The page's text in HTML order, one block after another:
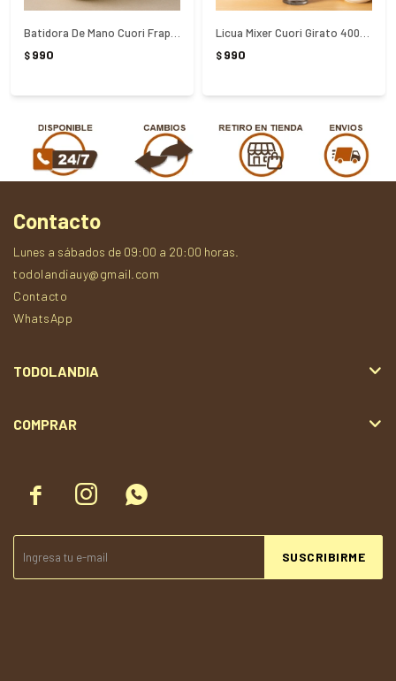
$ 990 $ 990
  
SUSCRIBIRME
Contacto
Lunes a sábados de 09:00 a 20:00 horas.
todolandiauy@gmail.com
Contacto
WhatsApp
TODOLANDIA
COMPRAR